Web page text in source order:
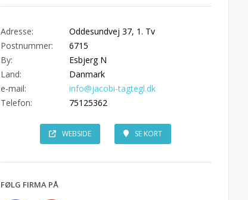
Adresse:
Oddesundvej 37, 1. Tv
Postnummer:
6715
By:
Esbjerg N
Land:
Danmark
e-mail:
info@jacobi-tagtegl.dk
Telefon:
75125362
WEBSIDE SE KORT
FØLG FIRMA PÅ